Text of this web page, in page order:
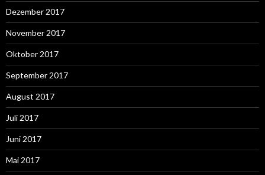
Dezember 2017
November 2017
Oktober 2017
September 2017
August 2017
Juli 2017
Juni 2017
Mai 2017